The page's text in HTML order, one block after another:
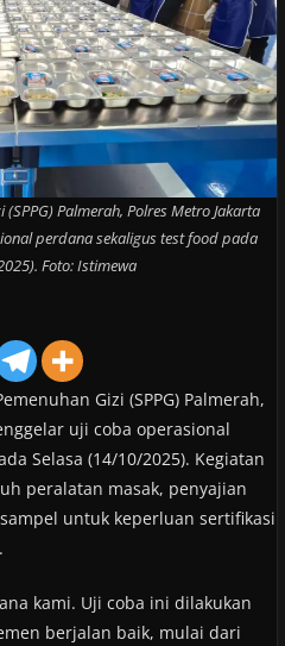
Palmerah, Polres Metro Jakarta
perdana sekaligus test food pada
Foto: Istimewa
Gizi (SPPG) Palmerah,
uji coba operasional
Selasa (14/10/2025). Kegiatan
peralatan masak, penyajian
untuk keperluan sertifikasi
kami. Uji coba ini dilakukan
berjalan baik, mulai dari